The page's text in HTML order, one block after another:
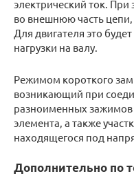
электрический ток. При
во внешнюю часть цепи,
Для двигателя это
нагрузки на валу.
Режимом короткого
возникающий при
разноименных зажимов
элемента, а также
находящегося под
Дополнительно по